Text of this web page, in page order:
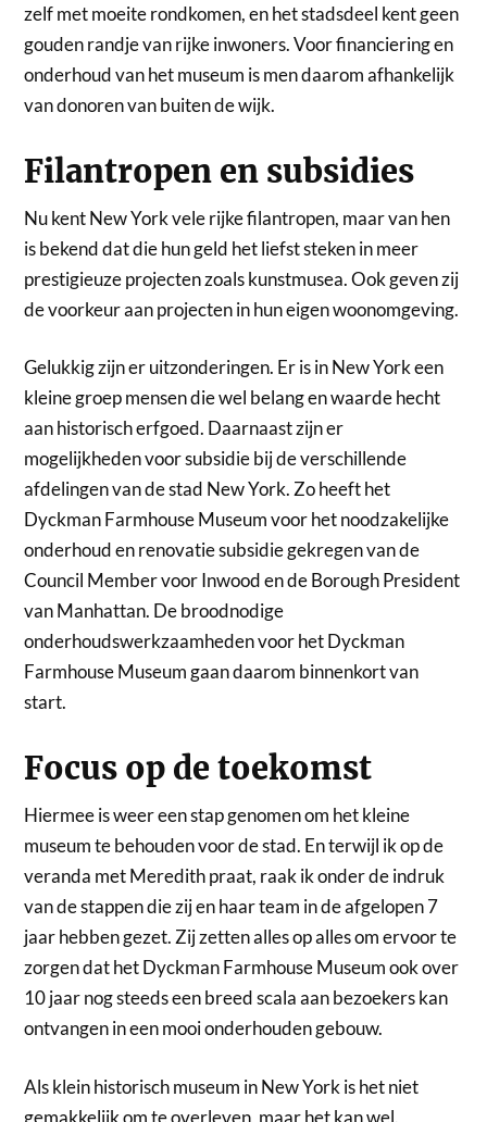
zelf met moeite rondkomen, en het stadsdeel kent geen
gouden randje van rijke inwoners. Voor financiering en
onderhoud van het museum is men daarom afhankelijk
van donoren van buiten de wijk.
Filantropen en subsidies
Nu kent New York vele rijke filantropen, maar van hen
is bekend dat die hun geld het liefst steken in meer
prestigieuze projecten zoals kunstmusea. Ook geven zij
de voorkeur aan projecten in hun eigen woonomgeving.
Gelukkig zijn er uitzonderingen. Er is in New York een
kleine groep mensen die wel belang en waarde hecht
aan historisch erfgoed. Daarnaast zijn er
mogelijkheden voor subsidie bij de verschillende
afdelingen van de stad New York. Zo heeft het
Dyckman Farmhouse Museum voor het noodzakelijke
onderhoud en renovatie subsidie gekregen van de
Council Member voor Inwood en de Borough President
van Manhattan. De broodnodige
onderhoudswerkzaamheden voor het Dyckman
Farmhouse Museum gaan daarom binnenkort van
start.
Focus op de toekomst
Hiermee is weer een stap genomen om het kleine
museum te behouden voor de stad. En terwijl ik op de
veranda met Meredith praat, raak ik onder de indruk
van de stappen die zij en haar team in de afgelopen 7
jaar hebben gezet. Zij zetten alles op alles om ervoor te
zorgen dat het Dyckman Farmhouse Museum ook over
10 jaar nog steeds een breed scala aan bezoekers kan
ontvangen in een mooi onderhouden gebouw.
Als klein historisch museum in New York is het niet
gemakkelijk om te overleven, maar het kan wel.